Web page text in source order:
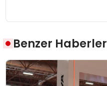
Benzer Haberler